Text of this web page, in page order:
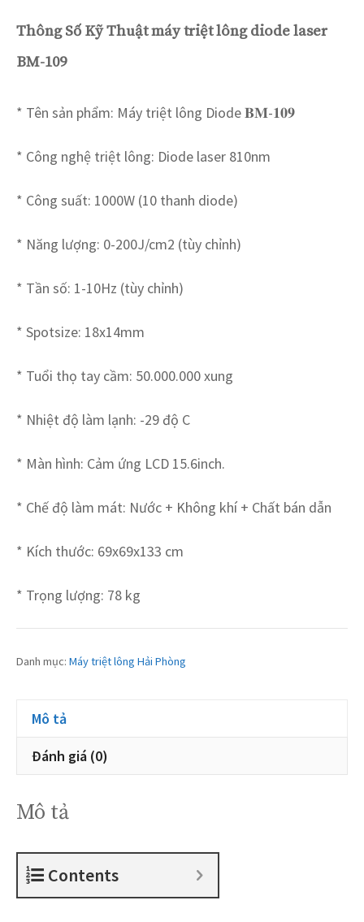
Thông Số Kỹ Thuật máy triệt lông diode laser
BM-109
* Tên sản phẩm: Máy triệt lông Diode 𝐁𝐌-𝟏𝟎𝟗
* Công nghệ triệt lông: Diode laser 810nm
* Công suất: 1000W (10 thanh diode)
* Năng lượng: 0-200J/cm2 (tùy chỉnh)
* Tần số: 1-10Hz (tùy chỉnh)
* Spotsize: 18x14mm
* Tuổi thọ tay cầm: 50.000.000 xung
* Nhiệt độ làm lạnh: -29 độ C
* Màn hình: Cảm ứng LCD 15.6inch.
* Chế độ làm mát: Nước + Không khí + Chất bán dẫn
* Kích thước: 69x69x133 cm
* Trọng lượng: 78 kg
Danh mục: Máy triệt lông Hải Phòng
Mô tả
Đánh giá (0)
Mô tả
Contents